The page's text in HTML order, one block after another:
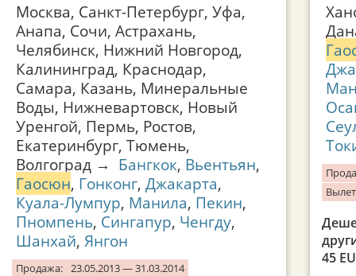
Москва, Санкт-Петербург, Уфа,
Анапа, Сочи, Астрахань,
Челябинск, Нижний Новгород,
Калининград, Краснодар,
Самара, Казань, Минеральные
Воды, Нижневартовск, Новый
Уренгой, Пермь, Ростов,
Екатеринбург, Тюмень,
Волгоград → Бангкок, Вьентьян,
Гаосюн, Гонконг, Джакарта,
Куала-Лумпур, Манила, Пекин,
Пномпень, Сингапур, Ченгду,
Шанхай, Янгон
Продажа: 23.05.2013 — 31.03.2014
45